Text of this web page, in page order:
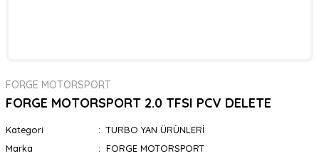
FORGE MOTORSPORT
FORGE MOTORSPORT 2.0 TFSI PCV DELETE
Kategori
TURBO YAN ÜRÜNLERİ
Marka
FORGE MOTORSPORT